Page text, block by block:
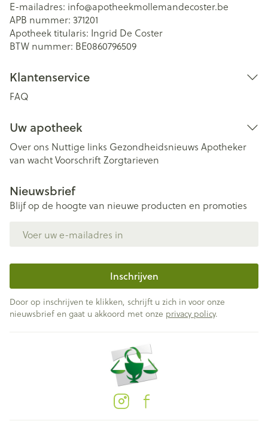
E-mailadres: info@apotheekmollemandecoster.be
APB nummer: 371201
Apotheek titularis: Ingrid De Coster
BTW nummer: BE0860796509
Klantenservice
FAQ
Uw apotheek
Over ons Nuttige links Gezondheidsnieuws Apotheker
van wachtVoorschriftZorgtarieven
Nieuwsbrief
Blijf op de hoogte van nieuwe producten en promoties
Inschrijven
Door op inschrijven te klikken, schrijft u zich in voor onze
nieuwsbrief en gaat u akkoord met onze privacy policy.